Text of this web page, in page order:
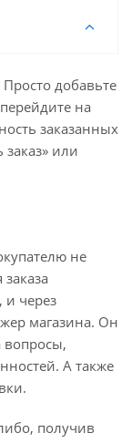
добавьте
на
заказанных
или
не
и через
магазина. Он
вопросы,
А также
получив